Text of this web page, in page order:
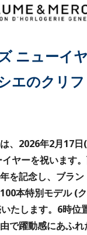
ニューイ
エのクリ
、2026年2月17
ヤーを祝います
を記念し、ブラ
本特別モデル (
たします。6時位
で躍動感にあふ